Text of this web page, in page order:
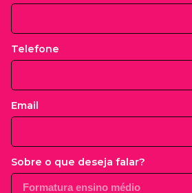
Telefone
Email
Sobre o que deseja falar?